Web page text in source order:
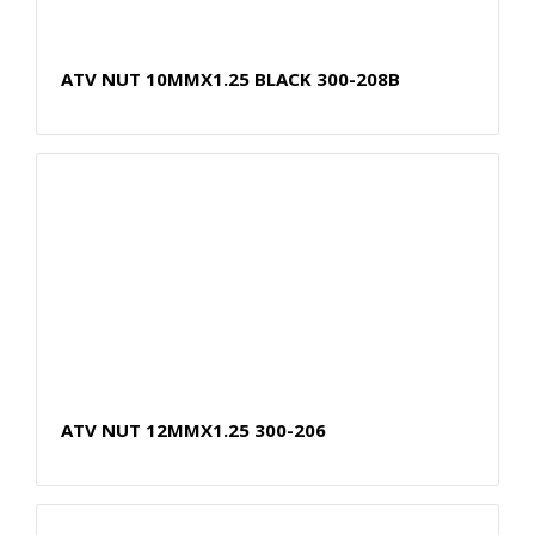
ATV NUT 10MMX1.25 BLACK 300-208B
ATV NUT 12MMX1.25 300-206